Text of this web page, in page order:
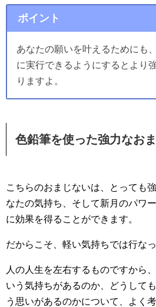
ポイント
あなたの願いを叶えるためにも
に実行できるようにするとより
りますよ。
色鉛筆を使った強力なお
こちらのおまじないは、とっても
なたの気持ち、そして新月のパワ
に効果を得ることができます。
だからこそ、軽い気持ちでは行な
人の人生を左右するものですから
いう気持ちがあるのか、どうして
う思いがあるのかについて、よく